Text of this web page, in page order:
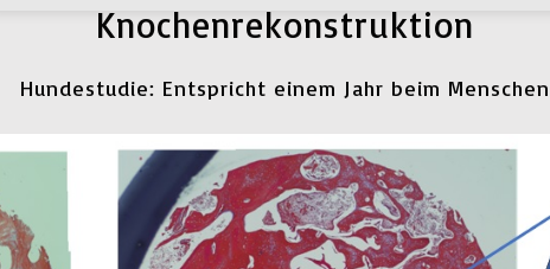
Knochenrekonstruktion
Hundestudie: Entspricht einem Jahr beim Menschen